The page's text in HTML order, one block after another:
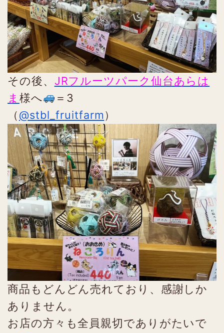
その後、 JRフルーツパーク仙台あらは
ま 様へ
＝3
（@stbl_fruitfarm）
商品もどんどん売れており、感謝しか
ありません。
お店の方々も全員親切でありがたいで